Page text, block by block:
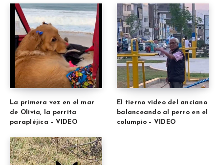
La primera vez en el mar
de Olivia, la perrita
parapléjica – VIDEO
El tierno video del anciano
balanceando al perro en el
columpio – VIDEO